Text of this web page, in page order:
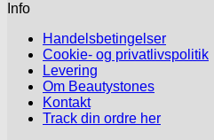
Info
Handelsbetingelser
Cookie- og privatlivspolitik
Levering
Om Beautystones
Kontakt
Track din ordre her